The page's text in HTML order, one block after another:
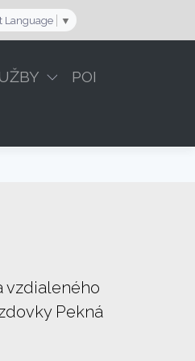
Language ▼
POI
vzdialeného
Pekná